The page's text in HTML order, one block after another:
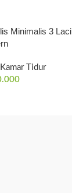
Minimalis 3 Laci
Kamar Tidur